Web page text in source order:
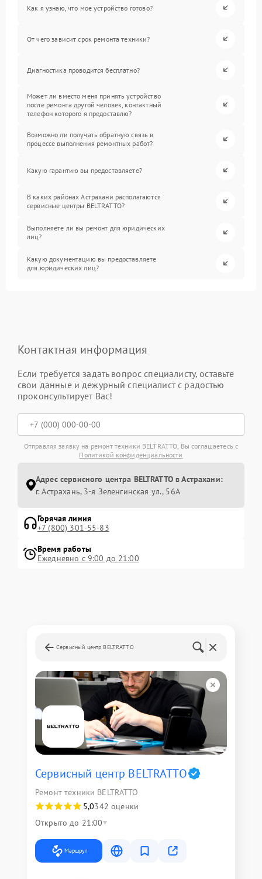
Как я узнаю, что мое устройство готово?
От чего зависит срок ремонта техники?
Диагностика проводится бесплатно?
Может ли вместо меня принять устройство
после ремонта другой человек, контактный
телефон которого я предоставлю?
Возможно ли получать обратную связь в
процессе выполнения ремонтных работ?
Какую гарантию вы предоставляете?
В каких районах Астрахани располагаются
сервисные центры BELTRATTO?
Выполняете ли вы ремонт для юридических
лиц?
Какую документацию вы предоставляете
для юридических лиц?
Контактная информация
Если требуется задать вопрос специалисту, оставьте
свои данные и дежурный специалист с радостью
проконсультирует Вас!
Отправляя заявку на ремонт техники BELTRATTO, Вы соглашаетесь с
Политикой конфиденциальности
Адрес сервисного центра BELTRATTO в Астрахани:
г. Астрахань, 3-я Зеленгинская ул., 56А
Горячая линия
+7 (800) 301-55-83
Время работы
Ежедневно с 9:00 до 21:00
Сервисный центр BELTRATTO
Сервисный центр BELTRATTO
Ремонт техники BELTRATTO
5,0342 оценки
Открыто до 21:00
Маршрут